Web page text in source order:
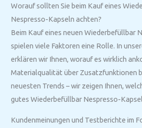
Worauf sollten Sie beim Kauf eines
Nespresso-Kapseln achten?
Beim Kauf eines neuen Wiederbefüllbar
spielen viele Faktoren eine Rolle. In
erklären wir Ihnen, worauf es wirklich
Materialqualität über Zusatzfunktionen
neuesten Trends – wir zeigen Ihnen,
gutes Wiederbefüllbar Nespresso-
Kundenmeinungen und Testberichte im